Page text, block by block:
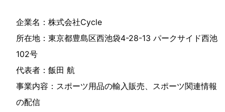
企業名：株式会社Cycle
所在地：東京都豊島区西池袋4-28-13 パークサイド西池
102号
代表者：飯田 航
事業内容：スポーツ用品の輸入販売、スポーツ関連情報
の配信